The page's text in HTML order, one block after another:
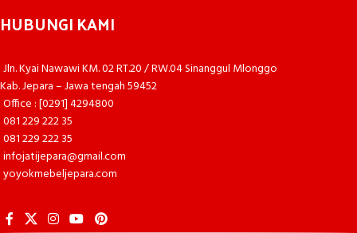
HUBUNGI KAMI
Jln. Kyai Nawawi KM. 02 RT.20 / RW.04 Sinanggul Mlonggo
Kab. Jepara – Jawa tengah 59452
Office : [0291] 4294800
081 229 222 35
081 229 222 35
infojatijepara@gmail.com
yoyokmebeljepara.com